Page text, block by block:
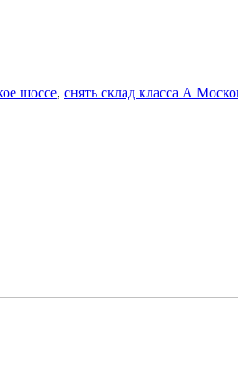
шоссе, снять склад класса А